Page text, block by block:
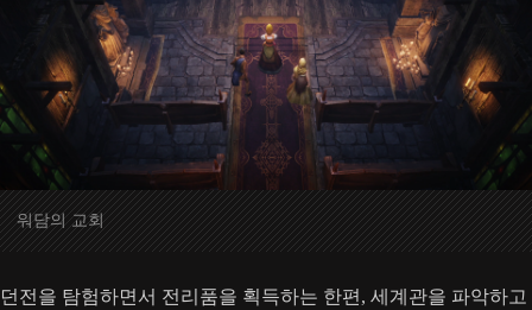
워담의 교회
던전을 탐험하면서 전리품을 획득하는 한편, 세계관을 파악하고